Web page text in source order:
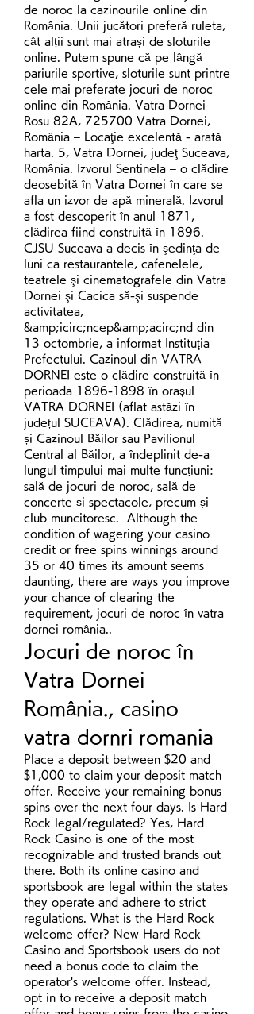
de noroc la cazinourile online din
România. Unii jucători preferă ruleta,
cât alții sunt mai atrași de sloturile
online. Putem spune că pe lângă
pariurile sportive, sloturile sunt printre
cele mai preferate jocuri de noroc
online din România. Vatra Dornei
Rosu 82A, 725700 Vatra Dornei,
România – Locaţie excelentă - arată
harta. 5, Vatra Dornei, judeţ Suceava,
România. Izvorul Sentinela – o clădire
deosebită în Vatra Dornei în care se
afla un izvor de apă minerală. Izvorul
a fost descoperit în anul 1871,
clădirea fiind construită în 1896.
CJSU Suceava a decis în şedinţa de
luni ca restaurantele, cafenelele,
teatrele şi cinematografele din Vatra
Dornei şi Cacica să-şi suspende
activitatea,
&amp;icirc;ncep&amp;acirc;nd din
13 octombrie, a informat Instituţia
Prefectului. Cazinoul din VATRA
DORNEI este o clădire construită în
perioada 1896-1898 în orașul
VATRA DORNEI (aflat astăzi în
județul SUCEAVA). Clădirea, numită
și Cazinoul Băilor sau Pavilionul
Central al Băilor, a îndeplinit de-a
lungul timpului mai multe funcțiuni:
sală de jocuri de noroc, sală de
concerte și spectacole, precum și
club muncitoresc.  Although the
condition of wagering your casino
credit or free spins winnings around
35 or 40 times its amount seems
daunting, there are ways you improve
your chance of clearing the
requirement, jocuri de noroc în vatra
dornei românia..
Jocuri de noroc în
Vatra Dornei
România., casino
vatra dornri romania
Place a deposit between $20 and
$1,000 to claim your deposit match
offer. Receive your remaining bonus
spins over the next four days. Is Hard
Rock legal/regulated? Yes, Hard
Rock Casino is one of the most
recognizable and trusted brands out
there. Both its online casino and
sportsbook are legal within the states
they operate and adhere to strict
regulations. What is the Hard Rock
welcome offer? New Hard Rock
Casino and Sportsbook users do not
need a bonus code to claim the
operator's welcome offer. Instead,
opt in to receive a deposit match